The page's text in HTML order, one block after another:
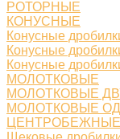
РОТОРНЫЕ
КОНУСНЫЕ
Конусные
Конусные
Конусные
МОЛОТКОВЫЕ
МОЛОТКОВЫЕ
МОЛОТКОВЫЕ
ЦЕНТРОБЕЖНЫЕ